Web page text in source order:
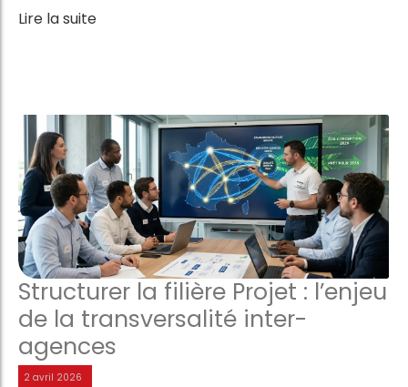
Lire la suite
Structurer la filière Projet : l’enjeu
de la transversalité inter-
agences
2 avril 2026